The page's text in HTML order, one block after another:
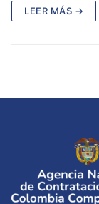
LEER MÁS →